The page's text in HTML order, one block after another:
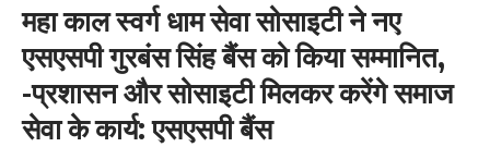
महा काल स्वर्ग धाम सेवा सोसाइटी ने नए
एसएसपी गुरबंस सिंह बैंस को किया सम्मानित,
-प्रशासन और सोसाइटी मिलकर करेंगे समाज
सेवा के कार्य: एसएसपी बैंस